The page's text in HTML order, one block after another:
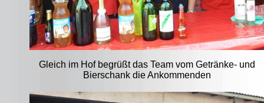
Gleich im Hof begrüßt das Team vom Getränke- und
Bierschank die Ankommenden